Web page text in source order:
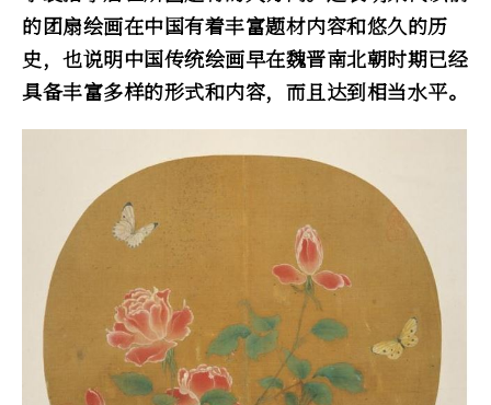
的团扇绘画在中国有着丰富题材内容和悠久的历
史，也说明中国传统绘画早在魏晋南北朝时期已经
具备丰富多样的形式和内容，而且达到相当水平。